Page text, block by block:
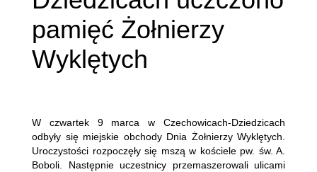
pamięć Żołnierzy
Wyklętych
W czwartek 9 marca w Czechowicach-Dziedzicach
odbyły się miejskie obchody Dnia Żołnierzy Wyklętych.
Uroczystości rozpoczęły się mszą w kościele pw. św. A.
Boboli. Następnie uczestnicy przemaszerowali ulicami